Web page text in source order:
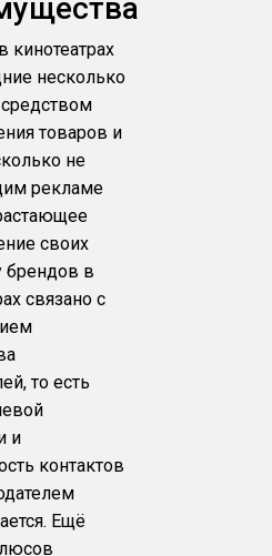
кинотеатрах
несколько
средством
товаров и
не
рекламе
своих
брендов в
связано с
то есть
и
контактов
Ещё